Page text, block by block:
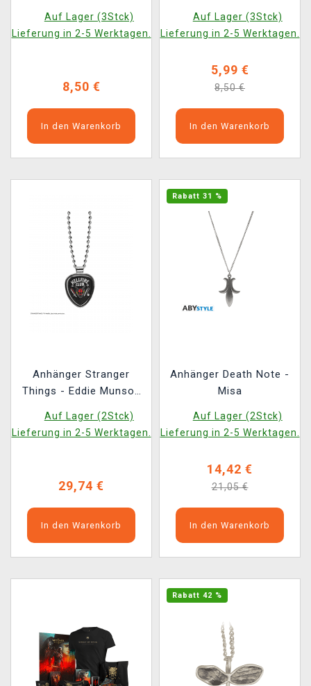
Auf Lager (3Stck)
Lieferung in 2-5 Werktagen.
8,50 €
In den Warenkorb
Auf Lager (3Stck)
Lieferung in 2-5 Werktagen.
5,99 €
8,50 €
In den Warenkorb
Anhänger Stranger
Things - Eddie Munson
Auf Lager (2Stck)
Lieferung in 2-5 Werktagen.
29,74 €
In den Warenkorb
Rabatt 31 %
Anhänger Death Note -
Misa
Auf Lager (2Stck)
Lieferung in 2-5 Werktagen.
14,42 €
21,05 €
In den Warenkorb
Rabatt 42 %